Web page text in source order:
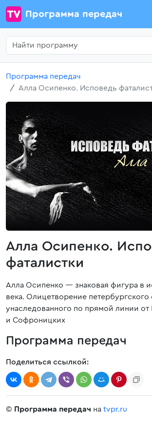
Программа передач
Программа передач
Алла Осипенко. Исповедь
Алла Осипенко.
фаталистки
Алла Осипенко — знаковая фигура в
века. Олицетворение петербургского
унаследованного по прямой линии от
и Софроницких
Программа передач
Поделиться ссылкой:
© Программа передач на tvpr.ru